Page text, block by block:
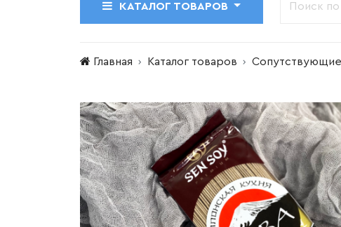
КАТАЛОГ ТОВАРОВ
Главная Каталог товаров